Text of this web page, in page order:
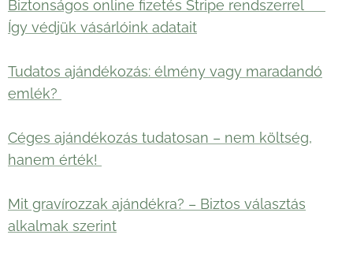
Biztonságos online fizetés Stripe rendszerrel 🛡️
Így védjük vásárlóink adatait
Tudatos ajándékozás: élmény vagy maradandó
emlék?
Céges ajándékozás tudatosan – nem költség,
hanem érték!
Mit gravírozzak ajándékra? – Biztos választás
alkalmak szerint